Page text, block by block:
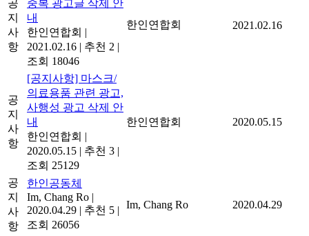
공
지
사
항
중복 광고글 삭제 안
내
한인연합회 |
2021.02.16 | 추천 2 |
조회 18046
한인연합회 2021.02.16
공
지
사
항
[공지사항] 마스크/
의료용품 관련 광고,
사행성 광고 삭제 안
내
한인연합회 |
2020.05.15 | 추천 3 |
조회 25129
한인연합회 2020.05.15
공
지
사
항
한인공동체
Im, Chang Ro |
2020.04.29 | 추천 5 |
조회 26056
Im, Chang Ro 2020.04.29